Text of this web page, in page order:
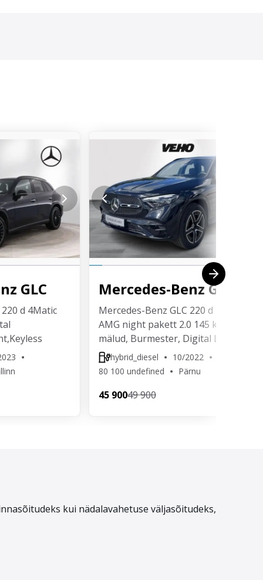
GLC
d 4Matic
Mercedes-Benz GLC
Mercedes-Benz GLC 220 d 4Matic
AMG night pakett 2.0 145 kw Konks,
mälud, Burmester, Digital LED
hybrid_diesel
10/2022
80 100 undefined
Pärnu
45 90049 900
kui nädalavahetuse väljasõitudeks,